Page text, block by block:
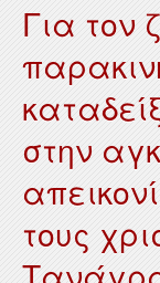
Για τον
στην
τους